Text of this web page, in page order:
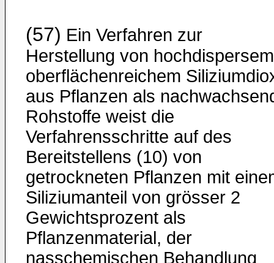
(57) Ein Verfahren zur
Herstellung von hochdispersem
oberflächenreichem
aus Pflanzen als
Rohstoffe weist die
Verfahrensschritte auf des
Bereitstellens (10) von
getrockneten Pflanzen mit
Siliziumanteil von grösser 2
Gewichtsprozent als
Pflanzenmaterial, der
nasschemischen Behandlung